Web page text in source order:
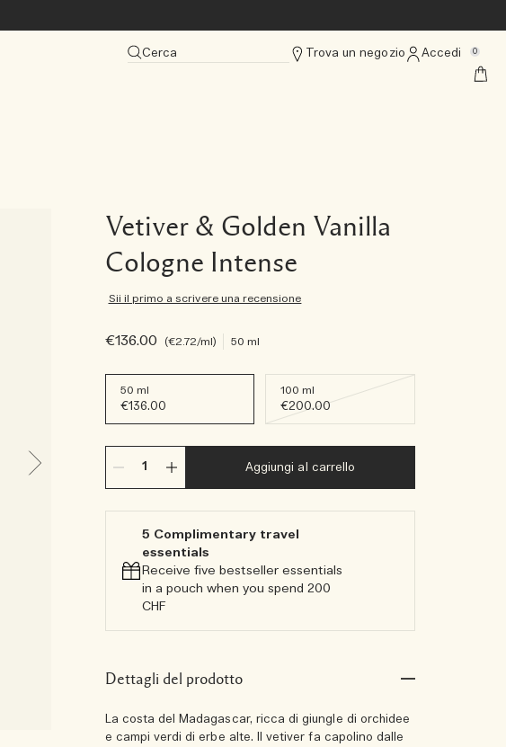
Cerca Trova un negozio Accedi 0
Vetiver & Golden Vanilla
Cologne Intense
Sii il primo a scrivere una recensione
€136.00 €2.72/ml 50 ml
50 ml
€136.00
100 ml
€200.00
Aggiungi al carrello
5 Complimentary travel
essentials​
Receive five bestseller essentials
in a pouch when you spend 200
CHF
Dettagli del prodotto
La costa del Madagascar, ricca di giungle di orchidee
e campi verdi di erbe alte. Il vetiver fa capolino dalle